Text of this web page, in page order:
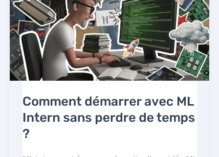
Comment démarrer avec ML
Intern sans perdre de temps
?